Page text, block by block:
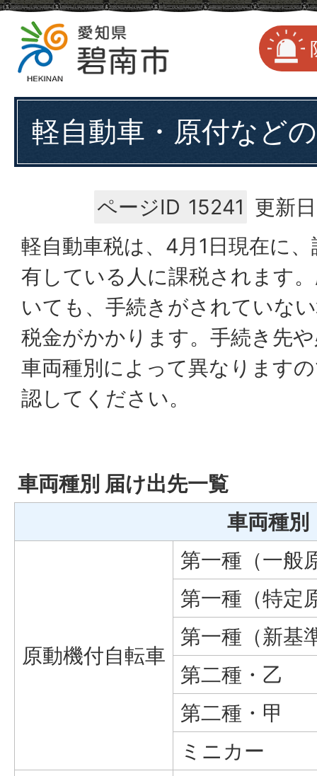
軽自動車・原付など
ページID 15241 更新
軽自動車税は、4月1日現在に
有している人に課税されます
いても、手続きがされていな
税金がかかります。手続き先
車両種別によって異なります
認してください。
車両種別 届け出先一覧
車両種別
原動機付自転車
第一種（一般
第一種（特定
第一種（新基
第二種・乙
第二種・甲
ミニカー